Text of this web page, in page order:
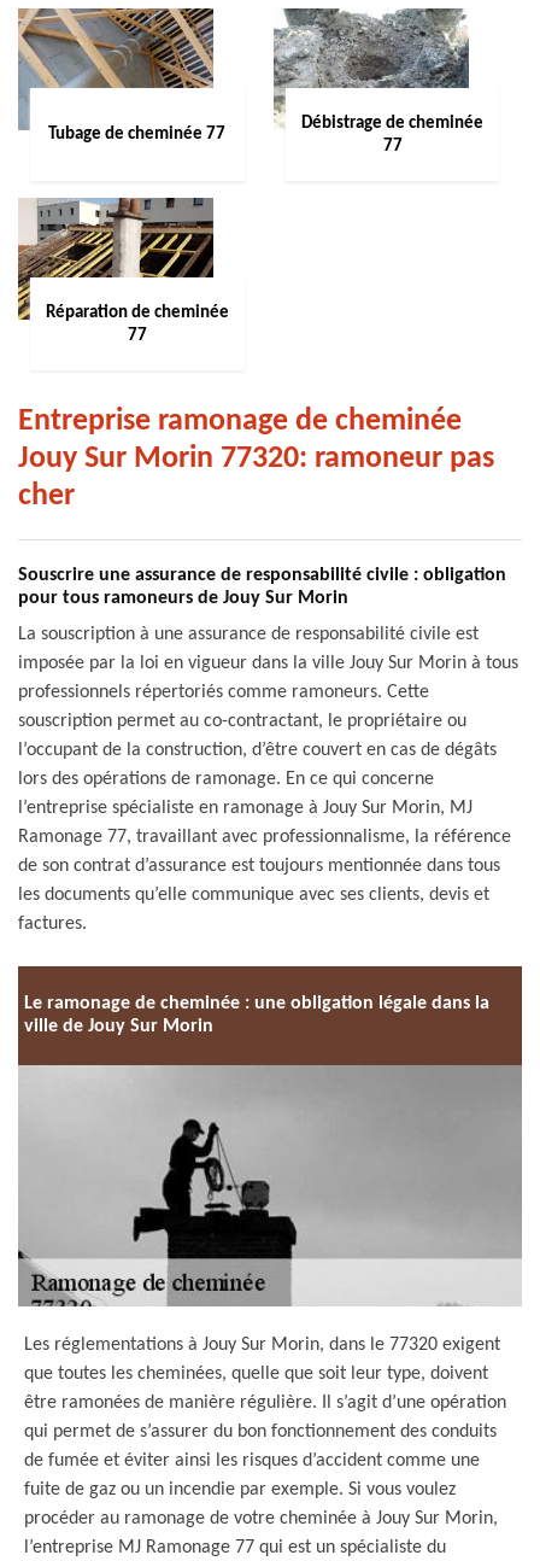
Tubage de cheminée 77
Débistrage de cheminée
77
Réparation de cheminée
77
Entreprise ramonage de cheminée
Jouy Sur Morin 77320: ramoneur pas
cher
Souscrire une assurance de responsabilité civile : obligation
pour tous ramoneurs de Jouy Sur Morin
La souscription à une assurance de responsabilité civile est
imposée par la loi en vigueur dans la ville Jouy Sur Morin à tous
professionnels répertoriés comme ramoneurs. Cette
souscription permet au co-contractant, le propriétaire ou
l’occupant de la construction, d’être couvert en cas de dégâts
lors des opérations de ramonage. En ce qui concerne
l’entreprise spécialiste en ramonage à Jouy Sur Morin, MJ
Ramonage 77, travaillant avec professionnalisme, la référence
de son contrat d’assurance est toujours mentionnée dans tous
les documents qu’elle communique avec ses clients, devis et
factures.
Le ramonage de cheminée : une obligation légale dans la
ville de Jouy Sur Morin
Les réglementations à Jouy Sur Morin, dans le 77320 exigent
que toutes les cheminées, quelle que soit leur type, doivent
être ramonées de manière régulière. Il s’agit d’une opération
qui permet de s’assurer du bon fonctionnement des conduits
de fumée et éviter ainsi les risques d’accident comme une
fuite de gaz ou un incendie par exemple. Si vous voulez
procéder au ramonage de votre cheminée à Jouy Sur Morin,
l’entreprise MJ Ramonage 77 qui est un spécialiste du